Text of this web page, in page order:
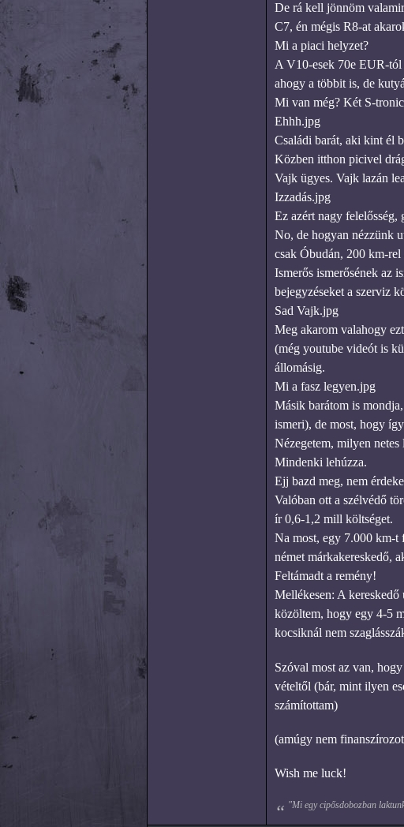
De rá kell jönnöm
C7, én mégis R8-at
Mi a piaci helyzet?
A V10-esek 70e EUR-tól
ahogy a többit is, de
Mi van még? Két S-
Ehhh.jpg
Családi barát, aki kint él
Közben itthon picivel
Vajk ügyes. Vajk lazán
Izzadás.jpg
Ez azért nagy felelősség,
No, de hogyan nézzünk
csak Óbudán, 200 km-rel
Ismerős ismerősének az
bejegyzéseket a szerviz
Sad Vajk.jpg
Meg akarom valahogy
(még youtube videót is
állomásig.
Mi a fasz legyen.jpg
Másik barátom is
ismeri), de most, hogy
Nézegetem, milyen
Mindenki lehúzza.
Ejj bazd meg, nem
Valóban ott a szélvédő
ír 0,6-1,2 mill költséget.
Na most, egy 7.000 km-t
német márkakereskedő,
Feltámadt a remény!
Mellékesen: A kereskedő
közöltem, hogy egy 4-5
kocsiknál nem
Szóval most az van,
vételtől (bár, mint ilyen
számítottam)
(amúgy nem
Wish me luck!
"Mi egy cipősdobozban